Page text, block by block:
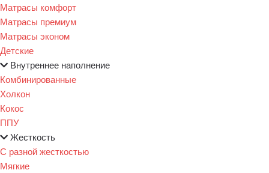
Матрасы комфорт
Матрасы премиум
Матрасы эконом
Детские
Внутреннее наполнение
Комбинированные
Холкон
Кокос
ППУ
Жесткость
С разной жесткостью
Мягкие